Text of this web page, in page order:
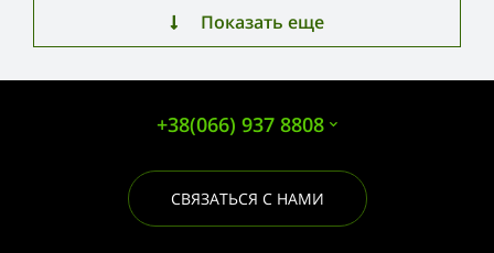
Показать еще
+38(066) 937 8808
СВЯЗАТЬСЯ С НАМИ